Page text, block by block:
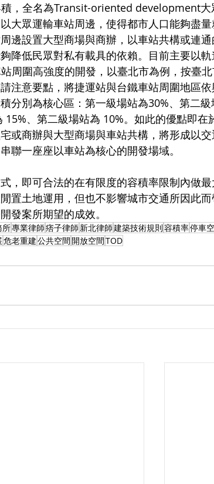
，全名為Transit-oriented development大
大眾運輸車站周邊，使得都市人口能夠盡
邊設置大型商場與商辦，以車站共構或連
降低民眾對私有載具的依賴。目前主要以
周圍高強度的開發，以臺北市為例，按臺
注意要點，將捷運站與台鐵車站周圍地區
分別為核心區：第一級場站為30%、第二級
、第二級場站為 10%。如此的優點即在
或商辦與大型商場與車站共構，將形成以
聯一座座以車站為核心的開發場域。
即可合法的在有限度的容積率限制內做最
置土地運用，但也不影響城市交通所因此而
發案所期望的成效。
所專業律師痞子律師 新北律師建築技術規則容積率停車
危老重建公共空間開放空間TOD